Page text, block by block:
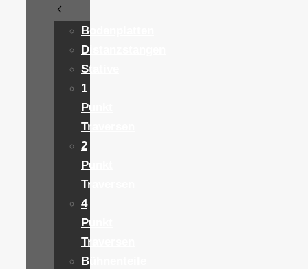
Bodenplatten
Distanzstangen
Stative
1
Punkt
Traversen
2
Punkt
Traversen
4
Punkt
Traversen
Bühnenteile